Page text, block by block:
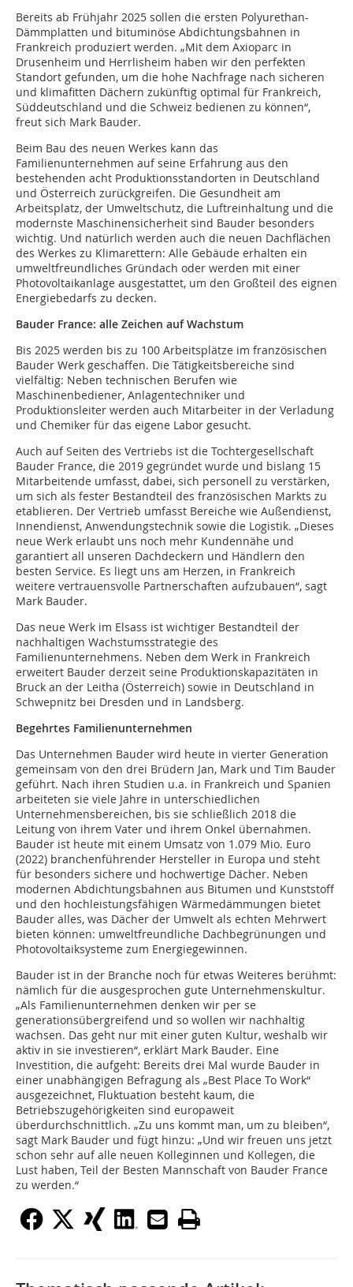
Bereits ab Frühjahr 2025 sollen die ersten Polyurethan-
Dämmplatten und bituminöse Abdichtungsbahnen in
Frankreich produziert werden. „Mit dem Axioparc in
Drusenheim und Herrlisheim haben wir den perfekten
Standort gefunden, um die hohe Nachfrage nach sicheren
und klimafitten Dächern zukünftig optimal für Frankreich,
Süddeutschland und die Schweiz bedienen zu können“,
freut sich Mark Bauder.
Beim Bau des neuen Werkes kann das
Familienunternehmen auf seine Erfahrung aus den
bestehenden acht Produktionsstandorten in Deutschland
und Österreich zurückgreifen. Die Gesundheit am
Arbeitsplatz, der Umweltschutz, die Luftreinhaltung und die
modernste Maschinensicherheit sind Bauder besonders
wichtig. Und natürlich werden auch die neuen Dachflächen
des Werkes zu Klimarettern: Alle Gebäude erhalten ein
umweltfreundliches Gründach oder werden mit einer
Photovoltaikanlage ausgestattet, um den Großteil des eignen
Energiebedarfs zu decken.
Bauder France: alle Zeichen auf Wachstum
Bis 2025 werden bis zu 100 Arbeitsplätze im französischen
Bauder Werk geschaffen. Die Tätigkeitsbereiche sind
vielfältig: Neben technischen Berufen wie
Maschinenbediener, Anlagentechniker und
Produktionsleiter werden auch Mitarbeiter in der Verladung
und Chemiker für das eigene Labor gesucht.
Auch auf Seiten des Vertriebs ist die Tochtergesellschaft
Bauder France, die 2019 gegründet wurde und bislang 15
Mitarbeitende umfasst, dabei, sich personell zu verstärken,
um sich als fester Bestandteil des französischen Markts zu
etablieren. Der Vertrieb umfasst Bereiche wie Außendienst,
Innendienst, Anwendungstechnik sowie die Logistik. „Dieses
neue Werk erlaubt uns noch mehr Kundennähe und
garantiert all unseren Dachdeckern und Händlern den
besten Service. Es liegt uns am Herzen, in Frankreich
weitere vertrauensvolle Partnerschaften aufzubauen“, sagt
Mark Bauder.
Das neue Werk im Elsass ist wichtiger Bestandteil der
nachhaltigen Wachstumsstrategie des
Familienunternehmens. Neben dem Werk in Frankreich
erweitert Bauder derzeit seine Produktionskapazitäten in
Bruck an der Leitha (Österreich) sowie in Deutschland in
Schwepnitz bei Dresden und in Landsberg.
Begehrtes Familienunternehmen
Das Unternehmen Bauder wird heute in vierter Generation
gemeinsam von den drei Brüdern Jan, Mark und Tim Bauder
geführt. Nach ihren Studien u.a. in Frankreich und Spanien
arbeiteten sie viele Jahre in unterschiedlichen
Unternehmensbereichen, bis sie schließlich 2018 die
Leitung von ihrem Vater und ihrem Onkel übernahmen.
Bauder ist heute mit einem Umsatz von 1.079 Mio. Euro
(2022) branchenführender Hersteller in Europa und steht
für besonders sichere und hochwertige Dächer. Neben
modernen Abdichtungsbahnen aus Bitumen und Kunststoff
und den hochleistungsfähigen Wärmedämmungen bietet
Bauder alles, was Dächer der Umwelt als echten Mehrwert
bieten können: umweltfreundliche Dachbegrünungen und
Photovoltaiksysteme zum Energiegewinnen.
Bauder ist in der Branche noch für etwas Weiteres berühmt:
nämlich für die ausgesprochen gute Unternehmenskultur.
„Als Familienunternehmen denken wir per se
generationsübergreifend und so wollen wir nachhaltig
wachsen. Das geht nur mit einer guten Kultur, weshalb wir
aktiv in sie investieren“, erklärt Mark Bauder. Eine
Investition, die aufgeht: Bereits drei Mal wurde Bauder in
einer unabhängigen Befragung als „Best Place To Work“
ausgezeichnet, Fluktuation besteht kaum, die
Betriebszugehörigkeiten sind europaweit
überdurchschnittlich. „Zu uns kommt man, um zu bleiben“,
sagt Mark Bauder und fügt hinzu: „Und wir freuen uns jetzt
schon sehr auf alle neuen Kolleginnen und Kollegen, die
Lust haben, Teil der Besten Mannschaft von Bauder France
zu werden.“